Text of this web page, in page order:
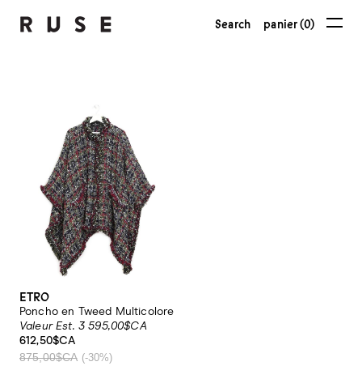
Search panier (0)
ETRO
Poncho en Tweed Multicolore
Valeur Est. 3 595,00$CA
612,50$CA
875,00$CA (-30%)